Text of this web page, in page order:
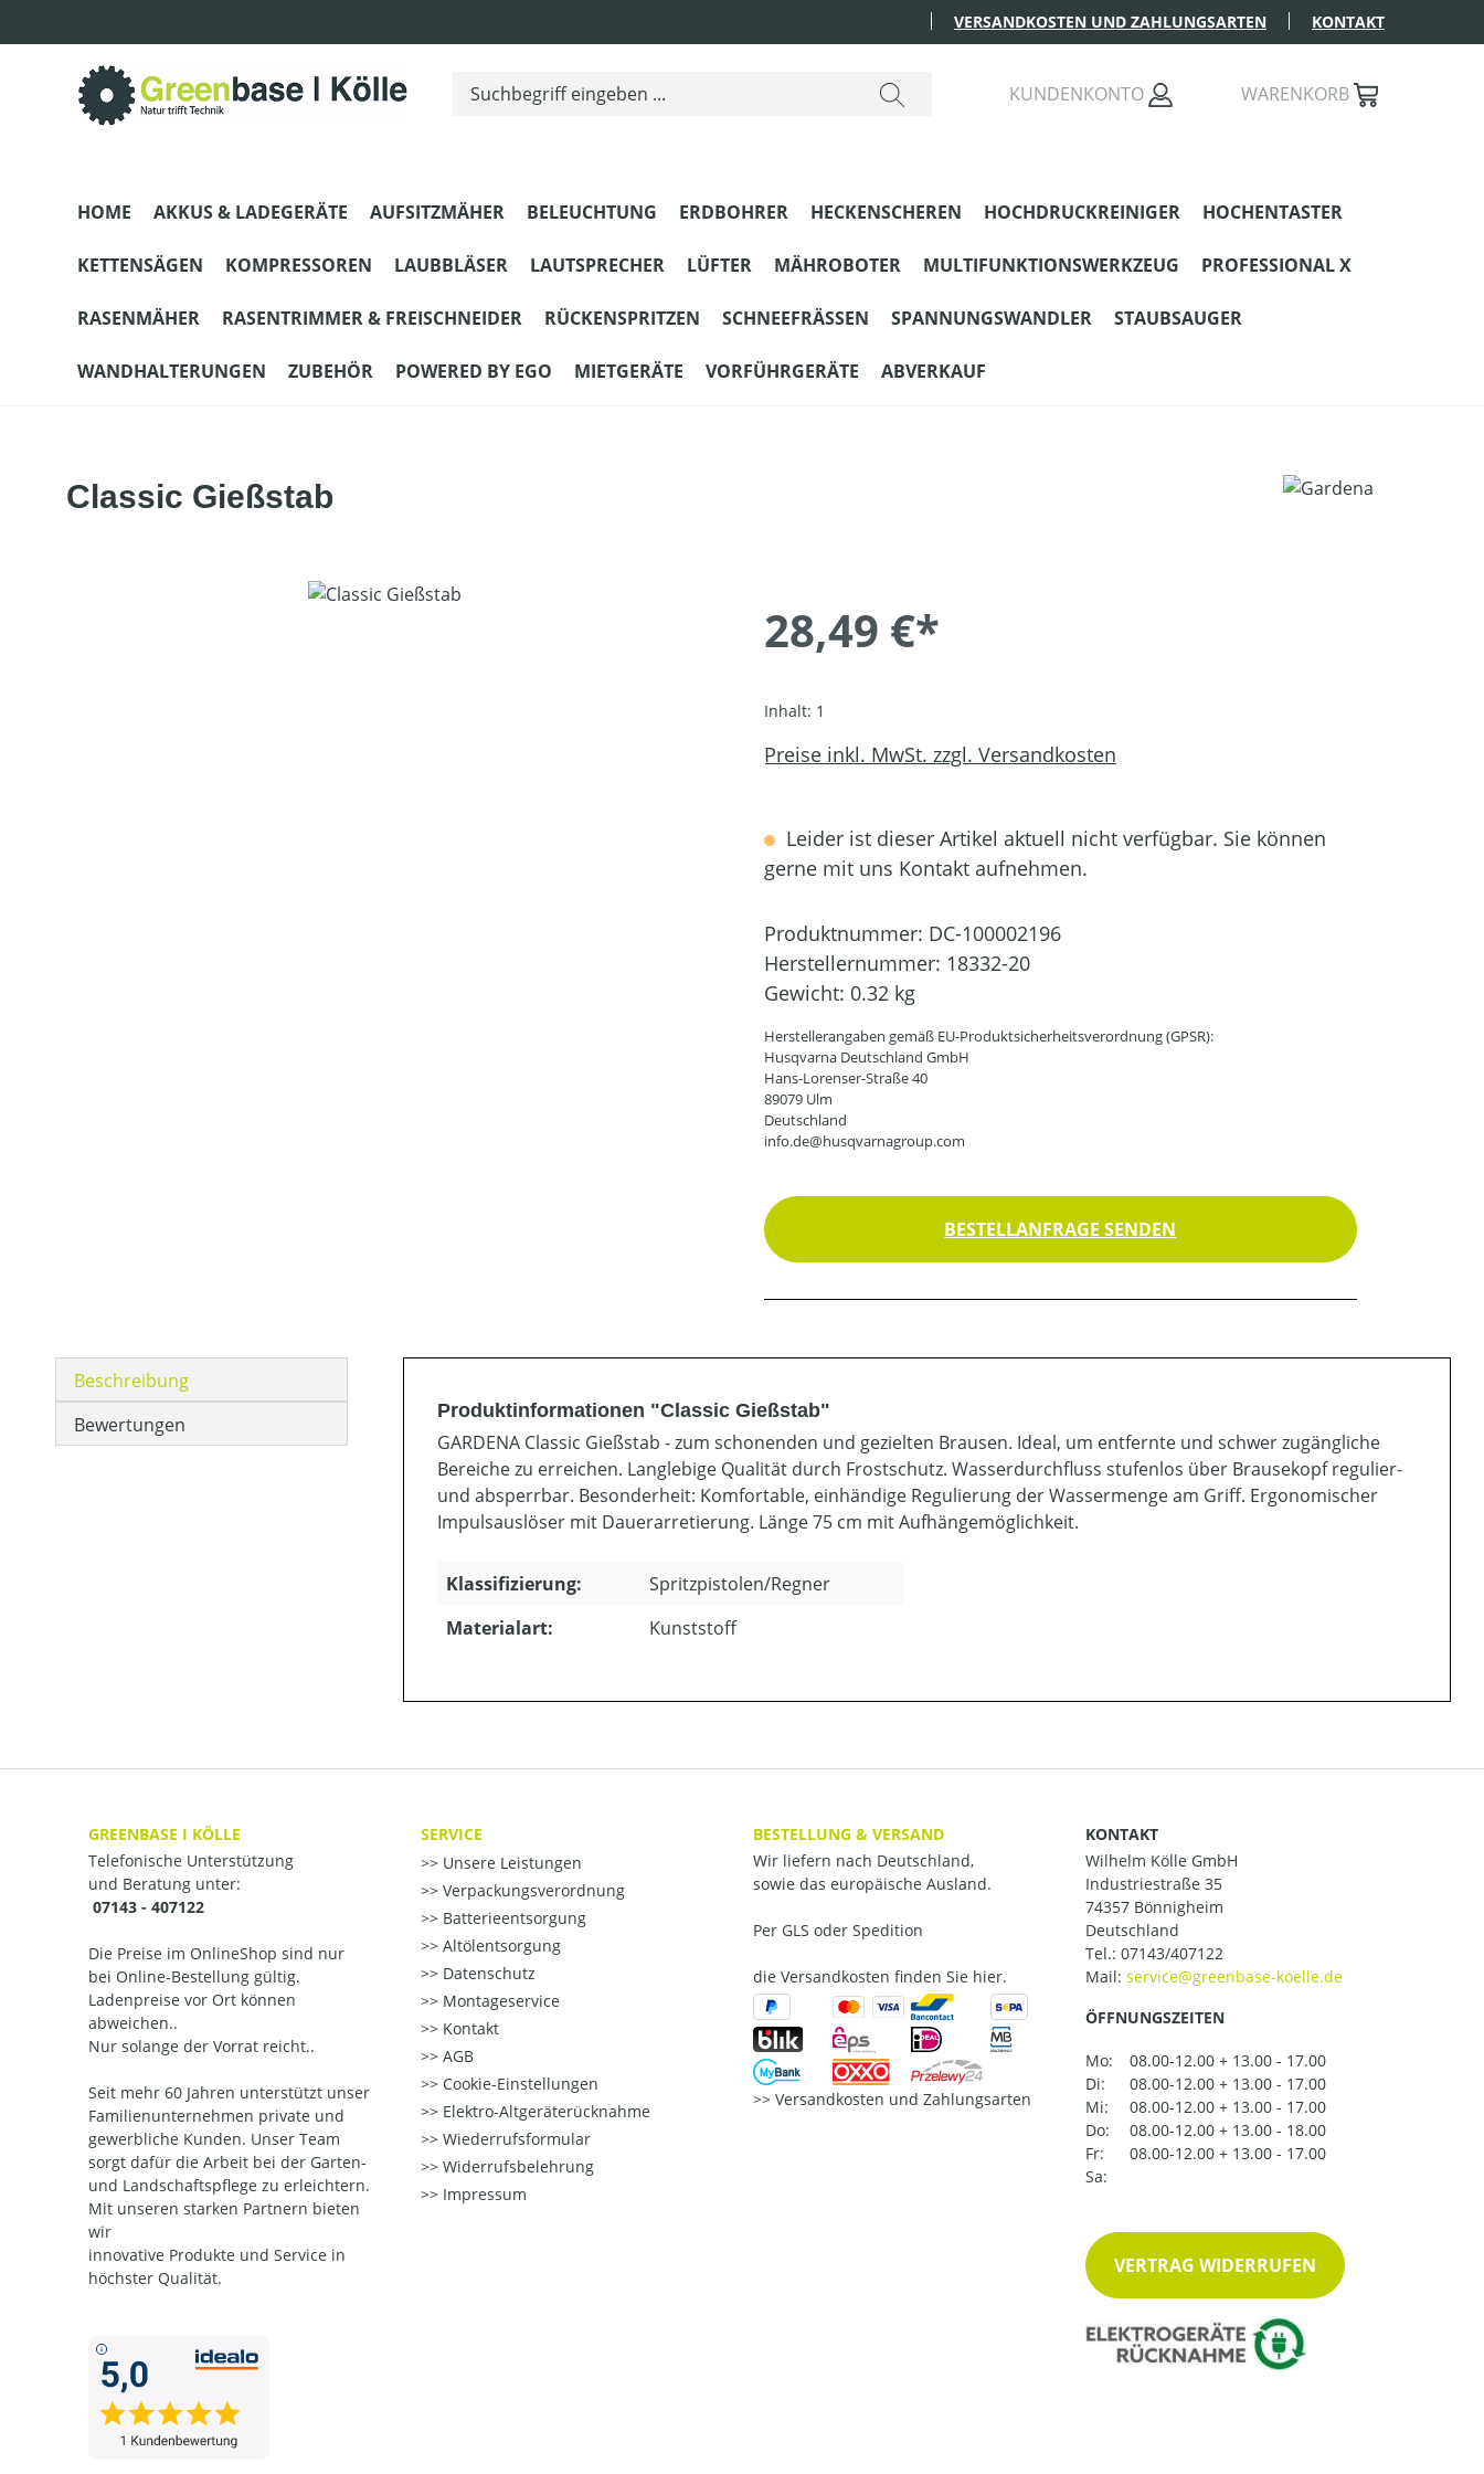
VERSANDKOSTEN UND ZAHLUNGSARTEN KONTAKT
KUNDENKONTO WARENKORB
HOME AKKUS & LADEGERÄTE AUFSITZMÄHER BELEUCHTUNG ERDBOHRER HECKENSCHEREN HOCHDRUCKREINIGER HOCHENTASTER
KETTENSÄGEN KOMPRESSOREN LAUBBLÄSER LAUTSPRECHER LÜFTER MÄHROBOTER MULTIFUNKTIONSWERKZEUG PROFESSIONAL X
RASENMÄHER RASENTRIMMER & FREISCHNEIDER RÜCKENSPRITZEN SCHNEEFRÄSSEN SPANNUNGSWANDLER STAUBSAUGER
WANDHALTERUNGEN ZUBEHÖR POWERED BY EGO MIETGERÄTE VORFÜHRGERÄTE ABVERKAUF
Classic Gießstab
28,49 €*
Inhalt: 1
Preise inkl. MwSt. zzgl. Versandkosten
Leider ist dieser Artikel aktuell nicht verfügbar. Sie können
gerne mit uns Kontakt aufnehmen.
Produktnummer: DC-100002196
Herstellernummer: 18332-20
Gewicht: 0.32 kg
Herstellerangaben gemäß EU-Produktsicherheitsverordnung (GPSR):
Husqvarna Deutschland GmbH
Hans-Lorenser-Straße 40
89079 Ulm
Deutschland
info.de@husqvarnagroup.com
BESTELLANFRAGE SENDEN
Beschreibung
Bewertungen
Produktinformationen "Classic Gießstab"
GARDENA Classic Gießstab - zum schonenden und gezielten Brausen. Ideal, um entfernte und schwer zugängliche
Bereiche zu erreichen. Langlebige Qualität durch Frostschutz. Wasserdurchfluss stufenlos über Brausekopf regulier-
und absperrbar. Besonderheit: Komfortable, einhändige Regulierung der Wassermenge am Griff. Ergonomischer
Impulsauslöser mit Dauerarretierung. Länge 75 cm mit Aufhängemöglichkeit.
Klassifizierung:
Spritzpistolen/Regner
Materialart:
Kunststoff
GREENBASE I KÖLLE
Telefonische Unterstützung
und Beratung unter:
07143 - 407122
Die Preise im OnlineShop sind nur
bei Online-Bestellung gültig.
Ladenpreise vor Ort können
abweichen..
Nur solange der Vorrat reicht..
Seit mehr 60 Jahren unterstützt unser
Familienunternehmen private und
gewerbliche Kunden. Unser Team
sorgt dafür die Arbeit bei der Garten-
und Landschaftspflege zu erleichtern.
Mit unseren starken Partnern bieten
wir
innovative Produkte und Service in
höchster Qualität.
SERVICE
Unsere Leistungen
Verpackungsverordnung
Batterieentsorgung
Altölentsorgung
Datenschutz
Montageservice
Kontakt
AGB
Cookie-Einstellungen
Elektro-Altgeräterücknahme
Wiederrufsformular
Widerrufsbelehrung
Impressum
BESTELLUNG & VERSAND
Wir liefern nach Deutschland,
sowie das europäische Ausland.
Per GLS oder Spedition
die Versandkosten finden Sie hier.
Versandkosten und Zahlungsarten
KONTAKT
Wilhelm Kölle GmbH
Industriestraße 35
74357 Bönnigheim
Deutschland
Tel.: 07143/407122
Mail:
ÖFFNUNGSZEITEN
Mo:
08.00-12.00 + 13.00 - 17.00
Di:
08.00-12.00 + 13.00 - 17.00
Mi:
08.00-12.00 + 13.00 - 17.00
Do:
08.00-12.00 + 13.00 - 18.00
Fr:
08.00-12.00 + 13.00 - 17.00
Sa:
VERTRAG WIDERRUFEN